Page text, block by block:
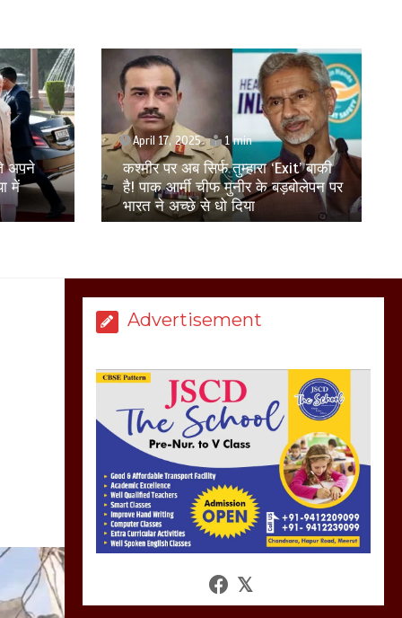
बाकी
पर
April 16, 2025
यहीं से पढ़कर 8 राष्ट्रपति निकले हैं, आप
हमें न बताएं, ट्रंप के एक्शन पर आया हावर्ड
का रिएक्शन
Advertisement
सरकार को दी आमरण
अनशन की चेतावनी
March 8, 2025
मेरठ सुराजकुंड शमशान
घाट में चिता से अस्थि
हो रहा वायरल
March 6, 2025
होलिका रखने पर लात मार
कर होलिका को किया तहस
नहस,मोहल्ले वालों के साथ
की गई गाली गलोच ,कहा
अगर रखी गई होली तो होगा
खून खराबा,
March 11, 2025
सालीकिन को शहर काजी
नहीं बनने देना चाहते सुने